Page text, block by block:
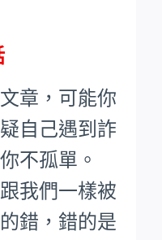
章，可能你
自己遇到詐
不孤單。
我們一樣被
錯，錯的是